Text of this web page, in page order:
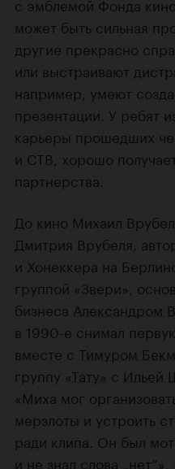
с эмблемой Фонда
может быть сильная
другие прекрасно
или выстраивают
например, умеют
презентации. У ребят
карьеры прошедших
и СТВ, хорошо
партнерства.
До кино Михаил
Дмитрия Врубеля,
и Хонеккера на
группой «Звери»,
бизнеса Александром
в 1990-е снимал
вместе с Тимуром
группу «Тату» с Ильей
«Миха мог
мерзлоты и устроить
ради клипа. Он был
и не знал слова